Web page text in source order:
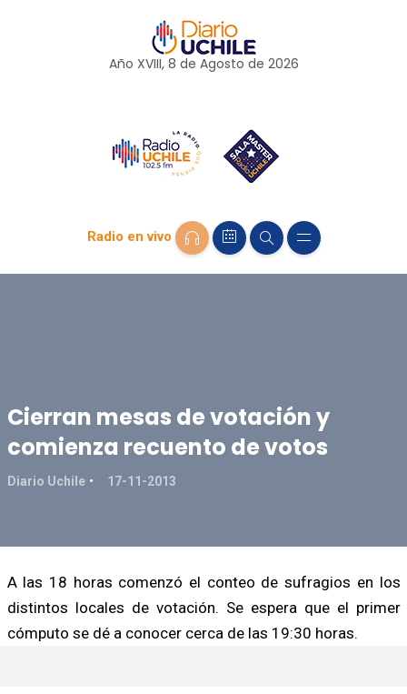
Año XVIII, 8 de Agosto de 2026
Radio en vivo
Cierran mesas de votación y
comienza recuento de votos
Diario Uchile 17-11-2013
A las 18 horas comenzó el conteo de sufragios en los
distintos locales de votación. Se espera que el primer
cómputo se dé a conocer cerca de las 19:30 horas.